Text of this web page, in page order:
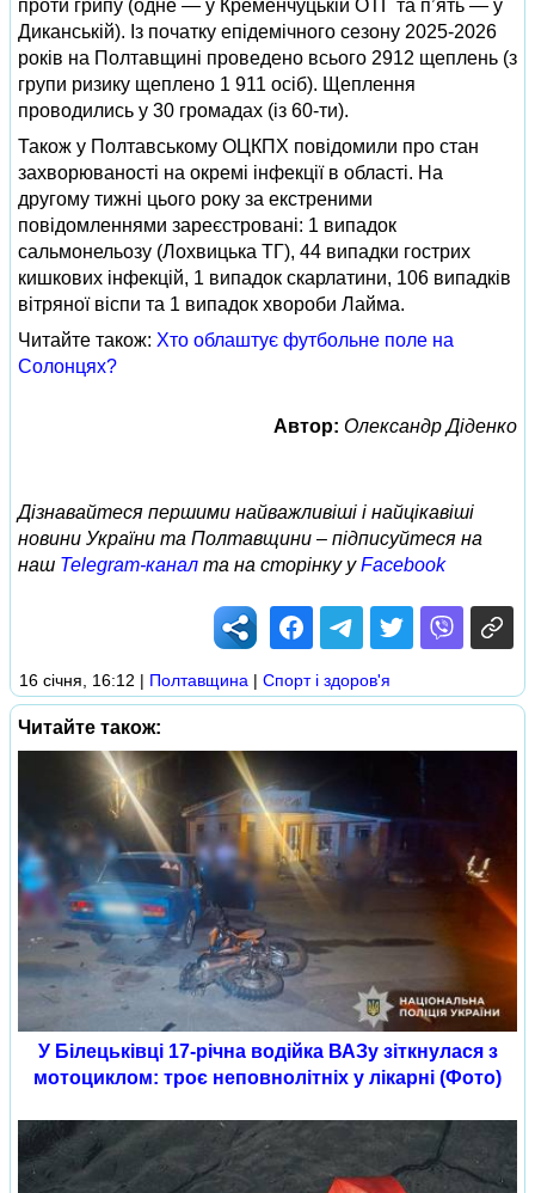
проти грипу (одне — у Кременчуцькій ОТГ та п’ять — у
Диканській). Із початку епідемічного сезону 2025-2026
років на Полтавщині проведено всього 2912 щеплень (з
групи ризику щеплено 1 911 осіб). Щеплення
проводились у 30 громадах (із 60-ти).
Також у Полтавському ОЦКПХ повідомили про стан
захворюваності на окремі інфекції в області. На
другому тижні цього року за екстреними
повідомленнями зареєстровані: 1 випадок
сальмонельозу (Лохвицька ТГ), 44 випадки гострих
кишкових інфекцій, 1 випадок скарлатини, 106 випадків
вітряної віспи та 1 випадок хвороби Лайма.
Читайте також: Хто облаштує футбольне поле на
Солонцях?
Автор: Олександр Діденко
Дізнавайтеся першими найважливіші і найцікавіші
новини України та Полтавщини – підписуйтеся на
наш Telegram-канал та на сторінку уFacebook
16 січня, 16:12 | Полтавщина | Спорт і здоров'я
Читайте також:
У Білецьківці 17-річна водійка ВАЗу зіткнулася з
мотоциклом: троє неповнолітніх у лікарні (Фото)